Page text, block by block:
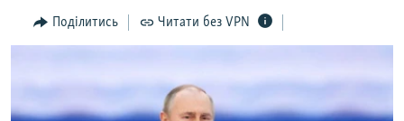
навігації
Перейти
БЛОГИ
ІНТЕРВ'Ю
Поділитись Читати без VPN